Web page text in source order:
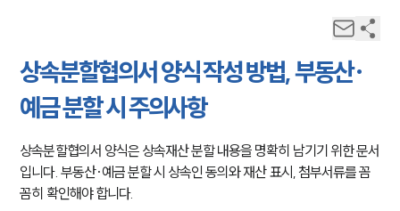
상속분할협의서 양식 작성 방법, 부동산·
예금 분할 시 주의사항
상속분할협의서 양식은 상속재산 분할 내용을 명확히 남기기 위한 문서
입니다. 부동산·예금 분할 시 상속인 동의와 재산 표시, 첨부서류를 꼼
꼼히 확인해야 합니다.